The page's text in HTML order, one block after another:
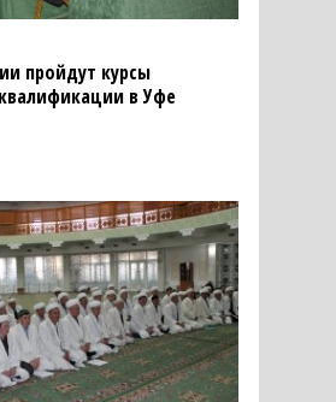
пройдут курсы
в Уфе